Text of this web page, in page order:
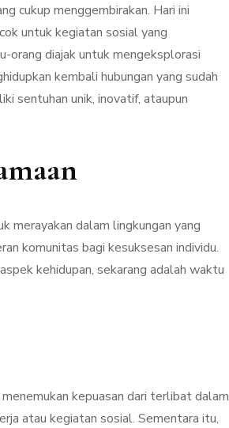
cukup menggembirakan. Hari ini
untuk kegiatan sosial yang
orang diajak untuk mengeksplorasi
kembali hubungan yang sudah
sentuhan unik, inovatif, ataupun
merayakan dalam lingkungan yang
komunitas bagi kesuksesan individu.
kehidupan, sekarang adalah waktu
kepuasan dari terlibat dalam
atau kegiatan sosial. Sementara itu,